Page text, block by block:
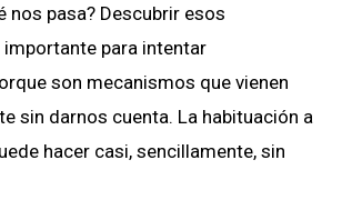
nos pasa? Descubrir esos
para intentar
son mecanismos que vienen
sin darnos cuenta. La habituación a
hacer casi, sencillamente, sin